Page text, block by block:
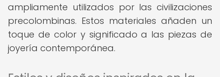
ampliamente utilizados por las civilizaciones
precolombinas. Estos materiales añaden un
toque de color y significado a las piezas de
joyería contemporánea.